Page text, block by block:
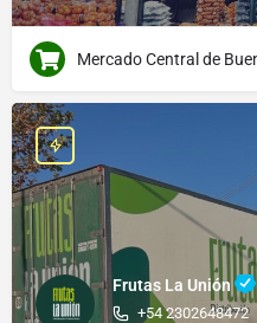
Mercado Central de
Frutas La Unión
+54 2302648472